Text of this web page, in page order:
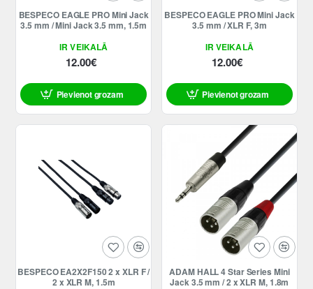
IR VEIKALĀ
BESPECO EAGLE PRO Mini Jack
3.5 mm / Mini Jack 3.5 mm, 1.5m
12.00€
Pievienot grozam
IR VEIKALĀ
BESPECO EAGLE PRO Mini Jack
3.5 mm / XLR F, 3m
12.00€
Pievienot grozam
BESPECO EA2X2F150 2 x XLR F /
2 x XLR M, 1.5m
ADAM HALL 4 Star Series Mini
Jack 3.5 mm / 2 x XLR M, 1.8m